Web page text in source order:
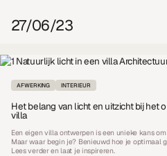
27/06/23
AFWERKING INTERIEUR
Het belang van licht en uitzicht bij het
villa
Een eigen villa ontwerpen is een unieke kans
Maar waar begin je? Benieuwd hoe je
Lees verder en laat je inspireren.